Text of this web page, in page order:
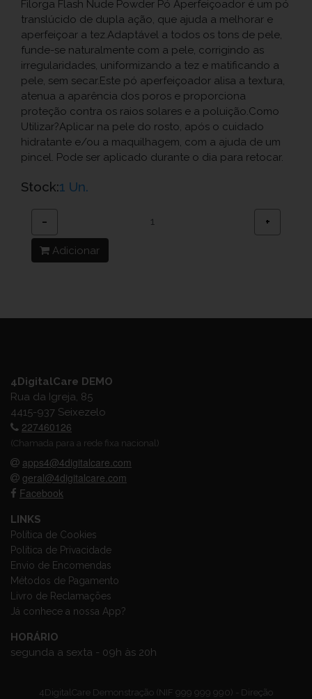
Filorga Flash Nude Powder Pó Aperfeiçoador é um pó
translúcido de dupla ação, que ajuda a melhorar e
aperfeiçoar a tez.Adaptável a todos os tons de pele,
funde-se naturalmente com a pele, corrigindo as
irregularidades, uniformizando a tez e matificando a
pele, sem secar.Este pó aperfeiçoador alisa a textura,
atenua a aparência dos poros e proporciona
proteção contra os raios solares e a poluição.Como
Utilizar?Aplicar na pele do rosto, após o cuidado
hidratante e/ou a maquilhagem, com a ajuda de um
pincel. Pode ser aplicado durante o dia para retocar.
Stock:1 Un.
− +
Adicionar
4DigitalCare DEMO
Rua da Igreja, 85
4415-937 Seixezelo
227460126
(Chamada para a rede fixa nacional)
apps4@4digitalcare.com
geral@4digitalcare.com
Facebook
LINKS
Política de Cookies
Política de Privacidade
Envio de Encomendas
Métodos de Pagamento
Livro de Reclamações
Já conhece a nossa App?
HORÁRIO
segunda a sexta - 09h às 20h
4DigitalCare Demonstração (NIF 999 999 990) - Direção